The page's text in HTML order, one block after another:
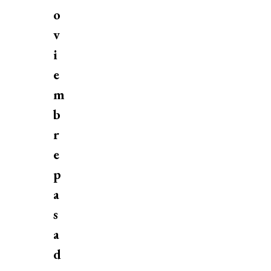
o
v
i
e
m
b
r
e
p
a
s
a
d